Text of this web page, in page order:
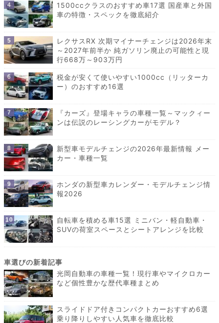
1500ccクラスのおすすめ車17選 国産車と外国
車の特徴・スペックを徹底紹介
レクサスRX 次期マイナーチェンジは2026年末
～2027年前半か 純ガソリン廃止の可能性と現
行668万～903万円
税金が安くて使いやすい1000cc（リッターカ
ー）のおすすめ16選
『カーズ』登場キャラの車種一覧～マックィー
ンは伝説のレーシングカーがモデル？
新型車モデルチェンジの2026年最新情報 メー
カー・車種一覧
ホンダの新型車カレンダー・モデルチェンジ情
報2026
自転車を積める車15選 ミニバン・軽自動車・
SUVの荷室スペースとシートアレンジを比較
光岡自動車の車種一覧！現行車やマイクロカー
など個性豊かな歴代車種まとめ
スライドドア付きコンパクトカーおすすめ6選
乗り降りしやすい人気車を徹底比較